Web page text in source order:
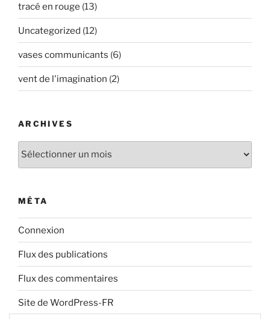
tracé en rouge (13)
Uncategorized (12)
vases communicants (6)
vent de l'imagination (2)
ARCHIVES
Archives
MÉTA
Connexion
Flux des publications
Flux des commentaires
Site de WordPress-FR